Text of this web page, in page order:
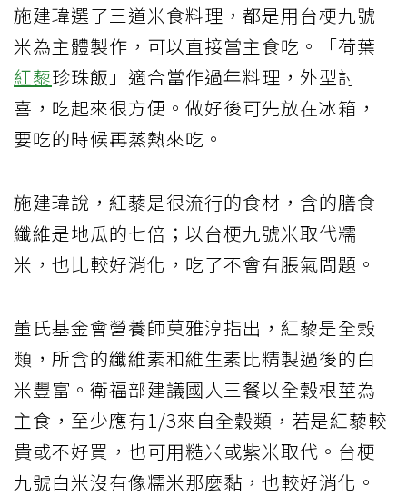
施建瑋選了三道米食料理，都是用台梗九號
米為主體製作，可以直接當主食吃。「荷葉
紅藜珍珠飯」適合當作過年料理，外型討
喜，吃起來很方便。做好後可先放在冰箱，
要吃的時候再蒸熱來吃。
施建瑋說，紅藜是很流行的食材，含的膳食
纖維是地瓜的七倍；以台梗九號米取代糯
米，也比較好消化，吃了不會有脹氣問題。
董氏基金會營養師莫雅淳指出，紅藜是全穀
類，所含的纖維素和維生素比精製過後的白
米豐富。衛福部建議國人三餐以全穀根莖為
主食，至少應有1/3來自全穀類，若是紅藜較
貴或不好買，也可用糙米或紫米取代。台梗
九號白米沒有像糯米那麼黏，也較好消化。